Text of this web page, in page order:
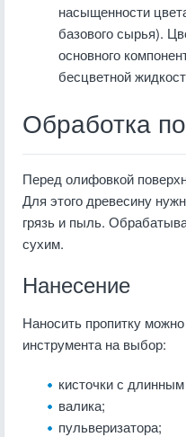
насыщенности
базового сырья).
основного
бесцветной
Обработка
Перед олифовкой
Для этого древесину
грязь и пыль.
сухим.
Нанесение
Наносить пропитку
инструмента на выбор:
кисточки с
валика;
пульверизатора;